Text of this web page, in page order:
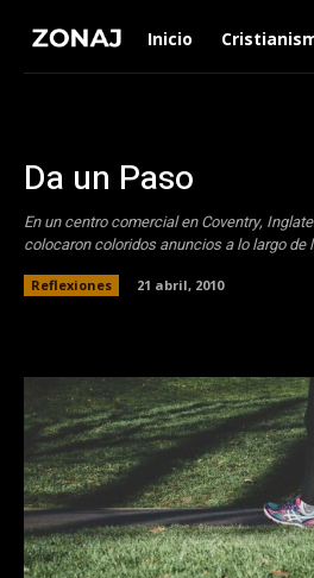
Inicio
Da un Paso
En un centro comercial en Coventry,
colocaron coloridos anuncios a lo largo de
Reflexiones
21 abril, 2010